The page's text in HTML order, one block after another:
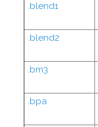
.blend1
.blend2
.bm3
.bpa